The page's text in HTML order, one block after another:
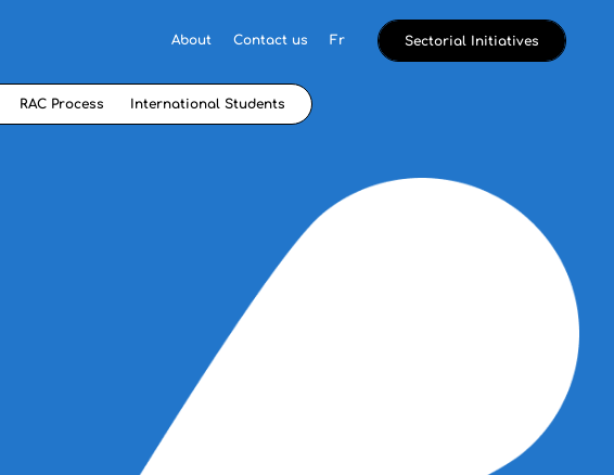
About Contact us Fr Sectorial Initiatives
RAC Process International Students